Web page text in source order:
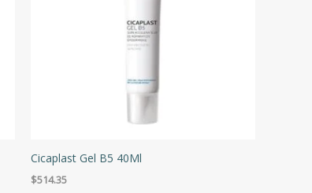
Cicaplast Gel B5 40Ml
$514.35